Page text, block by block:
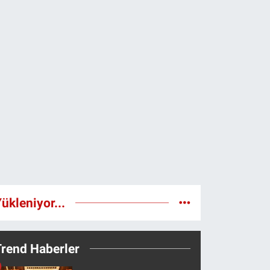
Haberler